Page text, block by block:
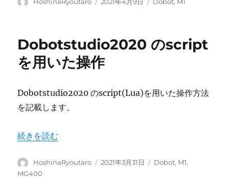
HoshinaRyoutaro 2021年4月9日
ー
Dobot, M1
Dobotstudio2020 のscript
を用いた操作
Dobotstudio2020 のscript(Lua)を用いた操作方法
を記載します。
“Dobotstudio2020 のscriptを用いた操作” の
続きを読む
投
稿
HoshinaRyoutaro
投
2021年3月31日
カ
Dobot, M1,
MG400